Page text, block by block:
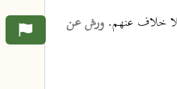
بلا خلاف عنهم.ورش عن